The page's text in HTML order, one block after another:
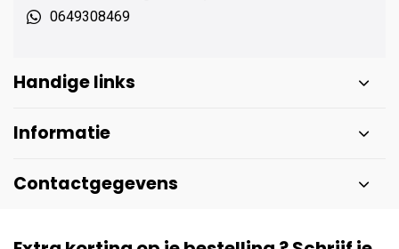
0649308469
Handige links
Informatie
Contactgegevens